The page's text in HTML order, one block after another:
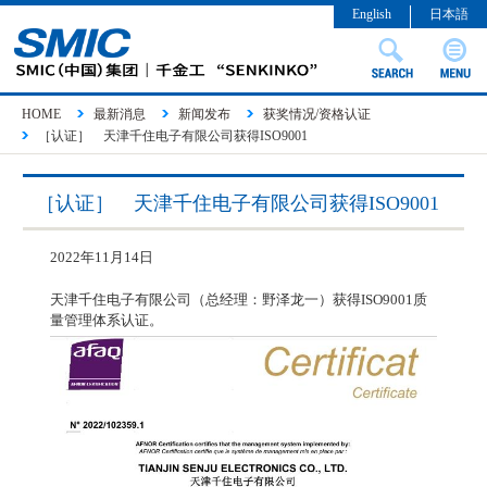
日本語
English
HOME 最新消息 新闻发布
获奖情况/资格认证
［认证］ 天津千住电子有限公司获得ISO9001
［认证］ 天津千住电子有限公司获得ISO9001
2022年11月14日
天津千住电子有限公司（总经理：野泽龙一）获得ISO9001质
量管理体系认证。